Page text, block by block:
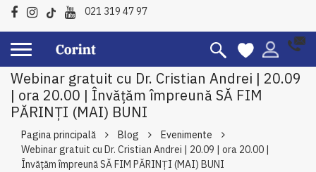
021 319 47 97
Webinar gratuit cu Dr. Cristian Andrei | 20.09
| ora 20.00 | Învăţăm împreună SĂ FIM
PĂRINŢI (MAI) BUNI
Pagina principală Blog
Evenimente
Webinar gratuit cu Dr. Cristian Andrei | 20.09 | ora 20.00 |
Învăţăm împreună SĂ FIM PĂRINŢI (MAI) BUNI